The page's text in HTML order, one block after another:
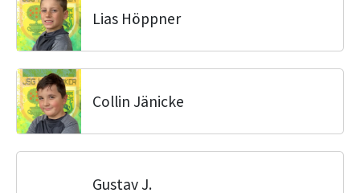
Lias Höppner
Collin Jänicke
Gustav J.